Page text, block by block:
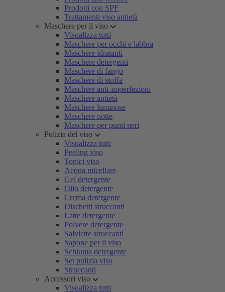
Prodotti con SPF
Trattamenti viso antietà
Maschere per il viso
Visualizza tutti
Maschere per occhi e labbra
Maschere idratanti
Maschere detergenti
Maschere di fango
Maschere di stoffa
Maschere anti-imperfezioni
Maschere antietà
Maschere luminose
Maschere notte
Maschere per punti neri
Pulizia del viso
Visualizza tutti
Peeling viso
Tonici viso
Acqua micellare
Gel detergente
Olio detergente
Crema detergente
Dischetti struccanti
Latte detergente
Polvere detergente
Salviette struccanti
Sapone per il viso
Schiuma detergente
Set pulizia viso
Struccanti
Accessori viso
Visualizza tutti